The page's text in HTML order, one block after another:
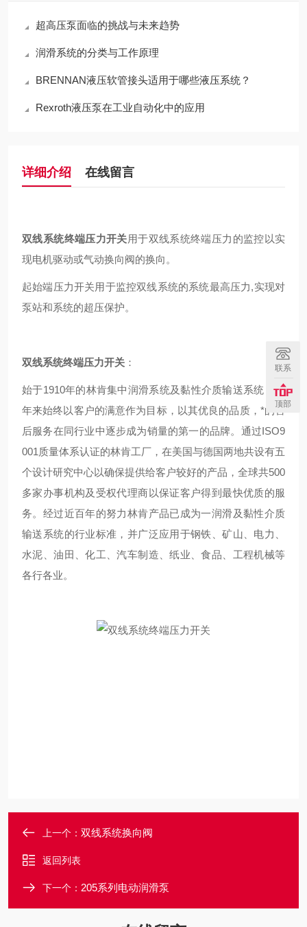
超高压泵面临的挑战与未来趋势
润滑系统的分类与工作原理
BRENNAN液压软管接头适用于哪些液压系统？
Rexroth液压泵在工业自动化中的应用
详细介绍 在线留言
双线系统终端压力开关用于双线系统终端压力的监控以实
现电机驱动或气动换向阀的换向。
起始端压力开关用于监控双线系统的系统最高压力,实现对
泵站和系统的超压保护。
双线系统终端压力开关 ：
始于1910年的林肯集中润滑系统及黏性介质输送系统，百
年来始终以客户的满意作为目标，以其优良的品质，*的售
后服务在同行业中逐步成为销量的第一的品牌。通过ISO9
001质量体系认证的林肯工厂，在美国与德国两地共设有五
个设计研究中心以确保提供给客户较好的产品，全球共500
多家办事机构及受权代理商以保证客户得到最快优质的服
务。经过近百年的努力林肯产品已成为一润滑及黏性介质
输送系统的行业标准，并广泛应用于钢铁、矿山、电力、
水泥、油田、化工、汽车制造、纸业、食品、工程机械等
各行各业。
上一个： 双线系统换向阀
返回列表
下一个： 205系列电动润滑泵
联系
顶部